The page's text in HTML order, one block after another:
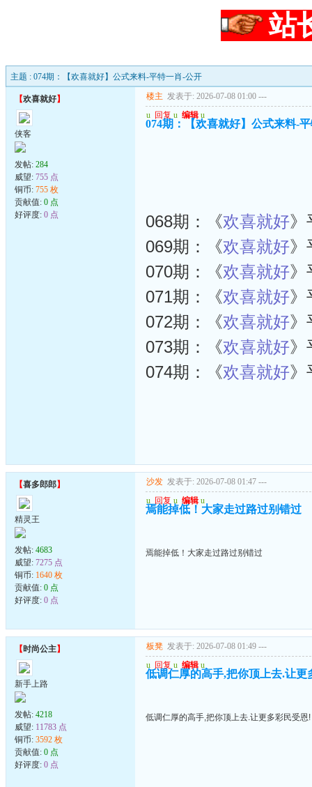
站
主题 : 074期：【欢喜就好】公式来料-平特一肖-公开
【欢喜就好】
侠客
发帖: 284
威望: 755 点
铜币: 755 枚
贡献值: 0 点
好评度: 0 点
楼主 发表于: 2026-07-08 01:00 ---
u 回复 u 编辑 u
074期：【欢喜就好】公式来料-
068期：《欢喜就好》
069期：《欢喜就好》
070期：《欢喜就好》
071期：《欢喜就好》
072期：《欢喜就好》
073期：《欢喜就好》
074期：《欢喜就好》
【喜多郎郎】
精灵王
发帖: 4683
威望: 7275 点
铜币: 1640 枚
贡献值: 0 点
好评度: 0 点
沙发 发表于: 2026-07-08 01:47 ---
u 回复 u 编辑 u
焉能掉低！大家走过路过别错过
焉能掉低！大家走过路过别错过
【时尚公主】
新手上路
发帖: 4218
威望: 11783 点
铜币: 3592 枚
贡献值: 0 点
好评度: 0 点
板凳 发表于: 2026-07-08 01:49 ---
u 回复 u 编辑 u
低调仁厚的高手,把你顶上去.让更
低调仁厚的高手,把你顶上去.让更多彩民受恩!